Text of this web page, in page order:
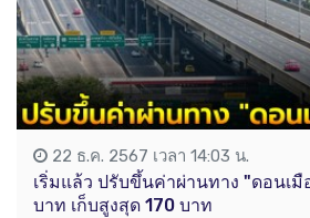
22 ธ.ค. 2567 เวลา 14:03 น.
เริ่มแล้ว ปรับขึ้นค่าผ่านทาง "ดอนเมื
บาท เก็บสูงสุด 170 บาท